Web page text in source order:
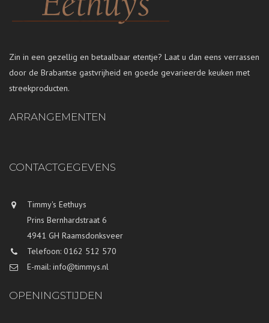
Zin in een gezellig en betaalbaar etentje? Laat u dan eens verrassen
door de Brabantse gastvrijheid en goede gevarieerde keuken met
streekproducten.
ARRANGEMENTEN
CONTACTGEGEVENS
Timmy's Eethuys
Prins Bernhardstraat 6
4941 GH Raamsdonksveer
Telefoon: 0162 512 570
E-mail: info@timmys.nl
OPENINGSTIJDEN